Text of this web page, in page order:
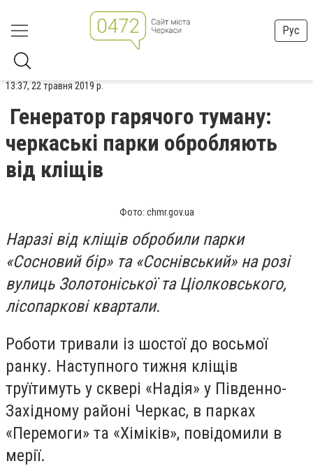
Рус
13:37, 22 травня 2019 р.
Генератор гарячого туману:
черкаські парки обробляють
від кліщів
Фото: chmr.gov.ua
Наразі від кліщів обробили парки
«Сосновий бір» та «Соснівський» на розі
вулиць Золотоніської та Ціолковського,
лісопаркові квартали.
Роботи тривали із шостої до восьмої
ранку. Наступного тижня кліщів
труїтимуть у сквері «Надія» у Південно-
Західному районі Черкас, в парках
«Перемоги» та «Хіміків», повідомили в
мерії.